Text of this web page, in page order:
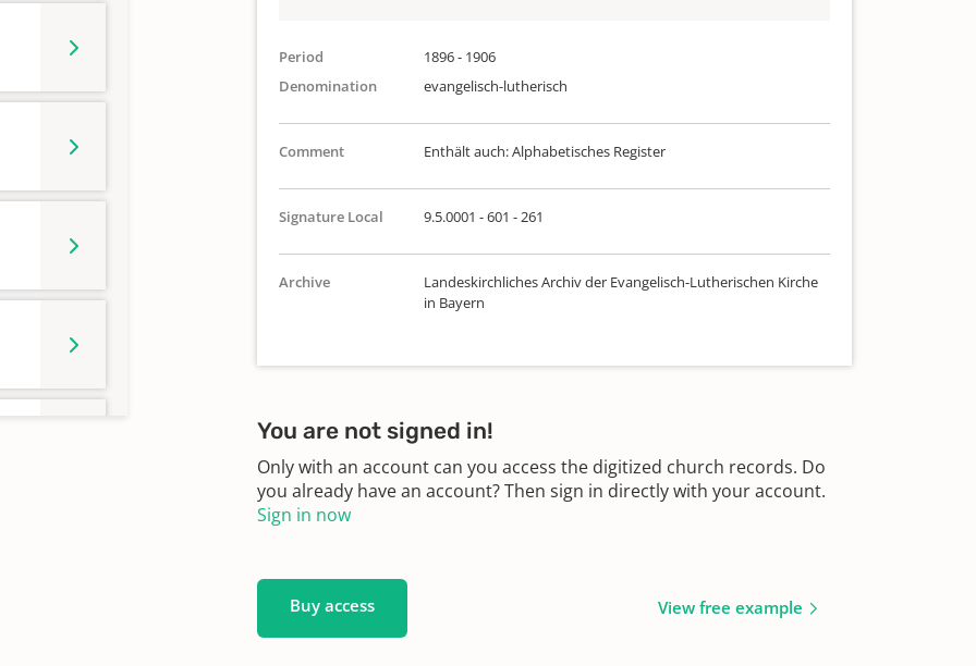
Period
1896 - 1906
Denomination
evangelisch-lutherisch
Comment Enthält auch: Alphabetisches Register
Signature Local 9.5.0001 - 601 - 261
Archive
Landeskirchliches Archiv der Evangelisch-Lutherischen Kirche
in Bayern
You are not signed in!
Only with an account can you access the digitized church records. Do
you already have an account? Then sign in directly with your account.
Sign in now
Buy access View free example